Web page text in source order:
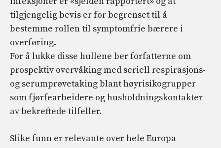
tilgjengelig bevis er for begrenset til å
bestemme rollen til symptomfrie bærere i
overføring.
For å lukke disse hullene ber forfatterne om
prospektiv overvåking med seriell respirasjons-
og serumprøvetaking blant høyrisikogrupper
som fjørfearbeidere og husholdningskontakter
av bekreftede tilfeller.
Slike funn er relevante over hele Europa